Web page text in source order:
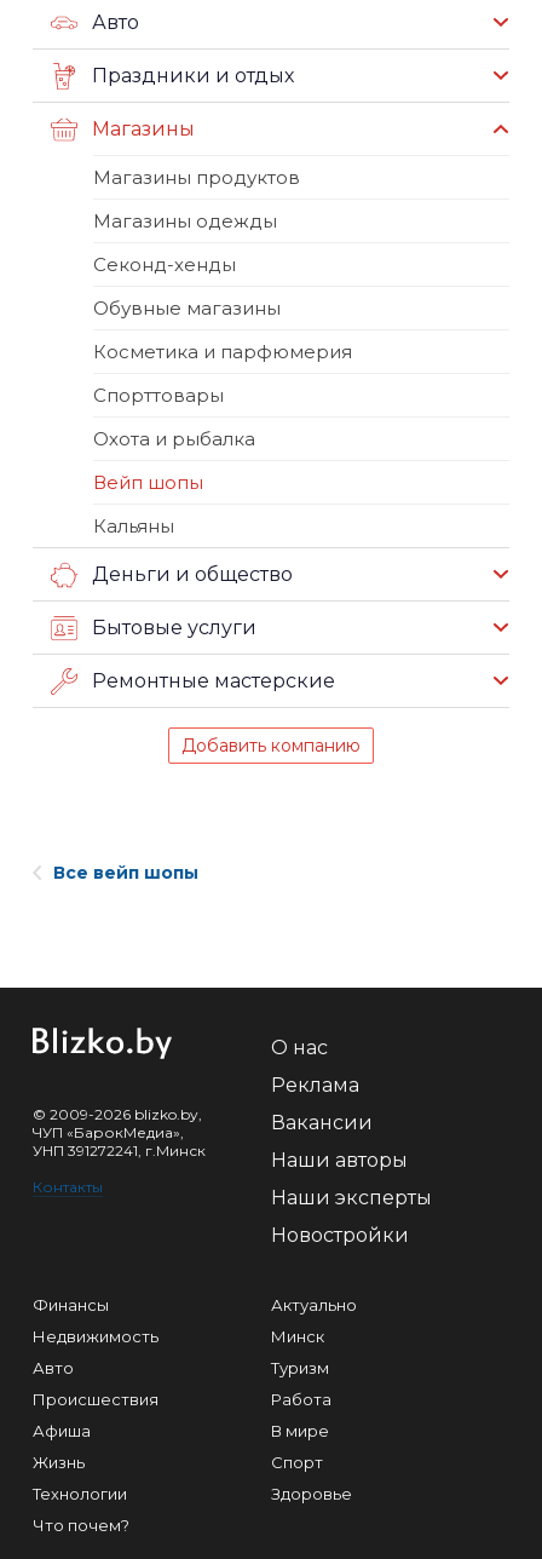
Авто
Праздники и отдых
Магазины
Магазины продуктов
Магазины одежды
Секонд-хенды
Обувные магазины
Косметика и парфюмерия
Спорттовары
Охота и рыбалка
Вейп шопы
Кальяны
Деньги и общество
Бытовые услуги
Ремонтные мастерские
Добавить компанию
Все вейп шопы
© 2009-2026 blizko.by,
ЧУП «БарокМедиа»,
УНП 391272241, г.Минск
Контакты
О нас
Реклама
Вакансии
Наши авторы
Наши эксперты
Новостройки
Финансы
Недвижимость
Авто
Происшествия
Афиша
Жизнь
Технологии
Что почем?
Актуально
Минск
Туризм
Работа
В мире
Спорт
Здоровье